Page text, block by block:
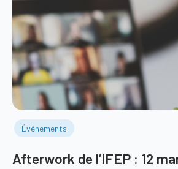
Événements
Afterwork de l’IFEP : 12